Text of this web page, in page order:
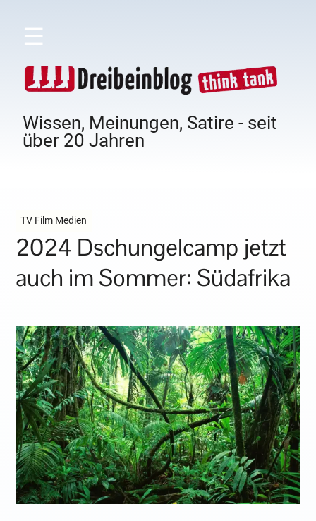
☰
Wissen, Meinungen, Satire - seit
über 20 Jahren
TV Film Medien
2024 Dschungelcamp jetzt
auch im Sommer: Südafrika